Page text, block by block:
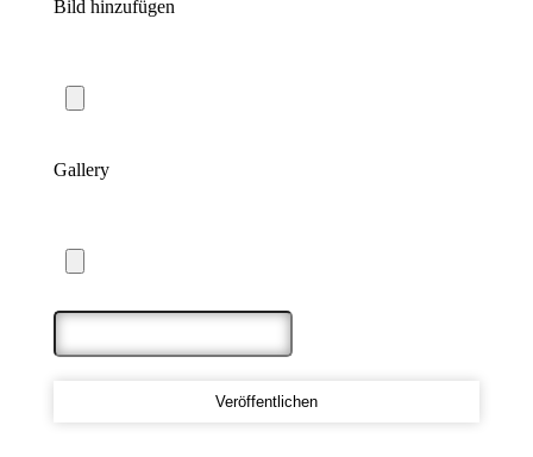
Bild hinzufügen
Gallery
Veröffentlichen